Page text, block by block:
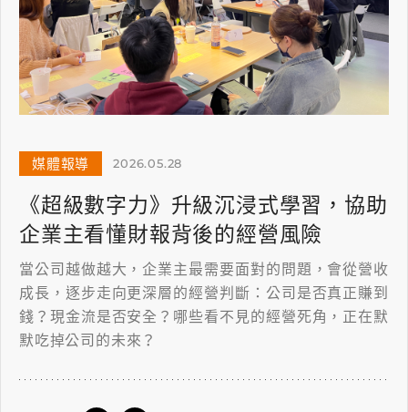
媒體報導 2026.05.28
《超級數字力》升級沉浸式學習，協助
企業主看懂財報背後的經營風險
當公司越做越大，企業主最需要面對的問題，會從營收
成長，逐步走向更深層的經營判斷：公司是否真正賺到
錢？現金流是否安全？哪些看不見的經營死角，正在默
默吃掉公司的未來？